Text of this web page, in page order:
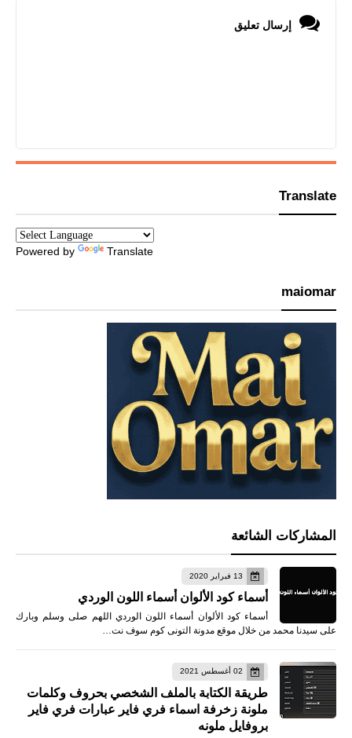
إرسال تعليق
Translate
Powered by Translate
maiomar
المشاركات الشائعة
13 فبراير 2020
أسماء كود الألوان أسماء اللون الوردي
أسماء كود الألوان أسماء اللون الوردي اللهم صلى وسلم وبارك
على سيدنا محمد من خلال موقع مدونة التونى كوم سوف نت…
02 أغسطس 2021
طريقة الكتابة بالملف الشخصي بحروف وكلمات
ملونة زخرفة اسماء فري فاير عبارات فري فاير
بروفايل ملونه